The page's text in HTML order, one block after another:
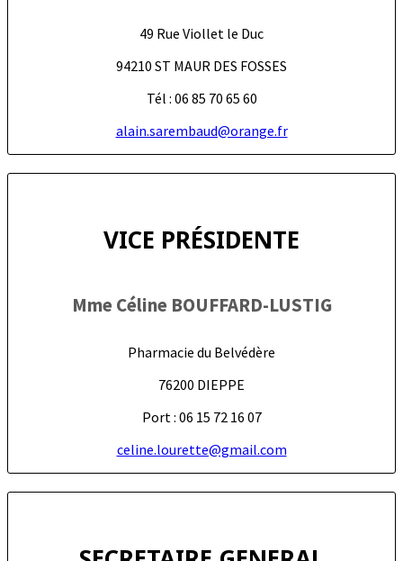
49 Rue Viollet le Duc
94210 ST MAUR DES FOSSES
Tél : 06 85 70 65 60
alain.sarembaud@orange.fr
VICE PRÉSIDENTE
Mme Céline BOUFFARD-LUSTIG
Pharmacie du Belvédère
76200 DIEPPE
Port : 06 15 72 16 07
celine.lourette@gmail.com